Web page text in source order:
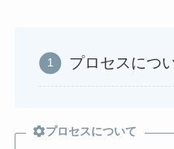
プロセスにつ
プロセスについて